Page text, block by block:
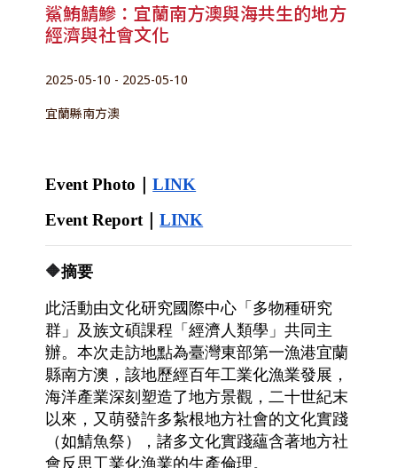
鯊鮪鯖鰺：宜蘭南方澳與海共生的地方
經濟與社會文化
2025-05-10 - 2025-05-10
宜蘭縣南方澳
Event Photo｜LINK
Event Report｜LINK
🔶摘要
此活動由文化研究國際中心「多物種研究
群」及族文碩課程「經濟人類學」共同主
辦。本次走訪地點為臺灣東部第一漁港宜蘭
縣南方澳，該地歷經百年工業化漁業發展，
海洋產業深刻塑造了地方景觀，二十世紀末
以來，又萌發許多紮根地方社會的文化實踐
（如鯖魚祭），諸多文化實踐蘊含著地方社
會反思工業化漁業的生產倫理。